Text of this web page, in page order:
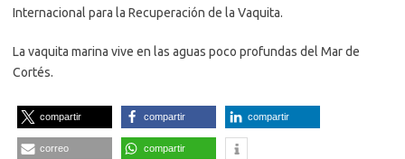
Internacional para la Recuperación de la Vaquita.
La vaquita marina vive en las aguas poco profundas del Mar de
Cortés.
compartir compartir compartir
correo compartir